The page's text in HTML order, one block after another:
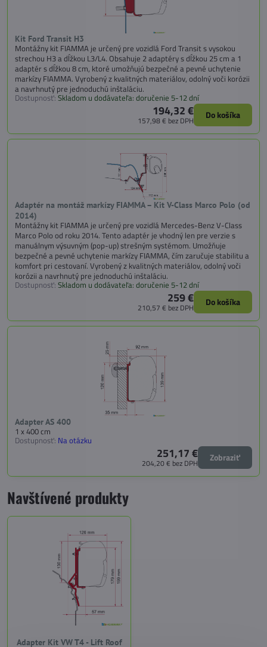
Kit Ford Transit H3
Montážny kit FIAMMA je určený pre vozidlá Ford Transit s vysokou
strechou H3 a dĺžkou L3/L4. Obsahuje 2 adaptéry s dĺžkou 25 cm a 1
adaptér s dĺžkou 8 cm, ktoré umožňujú bezpečné a pevné uchytenie
markízy FIAMMA. Vyrobený z kvalitných materiálov, odolný voči korózii
a navrhnutý pre jednoduchú inštaláciu.
Dostupnosť: Skladom u dodávateľa: doručenie 5-12 dní
194,32 €
157,98 € bez DPH Do košíka
Adaptér na montáž markízy FIAMMA – Kit V-Class Marco Polo (od
2014)
Montážny kit FIAMMA je určený pre vozidlá Mercedes-Benz V-Class
Marco Polo od roku 2014. Tento adaptér je vhodný len pre verzie s
manuálnym výsuvným (pop-up) strešným systémom. Umožňuje
bezpečné a pevné uchytenie markízy FIAMMA, čím zaručuje stabilitu a
komfort pri cestovaní. Vyrobený z kvalitných materiálov, odolný voči
korózii a navrhnutý pre jednoduchú inštaláciu.
Dostupnosť: Skladom u dodávateľa: doručenie 5-12 dní
259 €
210,57 € bez DPH Do košíka
Adapter AS 400
1 x 400 cm
Dostupnosť: Na otázku
251,17 €
204,20 € bez DPH Zobraziť
Navštívené produkty
Adapter Kit VW T4 - Lift Roof